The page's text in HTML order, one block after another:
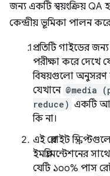
জন্য একটি স্বয়ংক্রিয় QA
কেন্দ্রীয় ভূমিকা পালন
প্রতিটি গাইডের জন্য
পরীক্ষা করে দেখে
বিষয়গুলো অনুসরণ
যেখানে @media
reduce) একটি
কি না।
এই প্লেরাইট
ইমপ্লিমেন্টেশনের
যেটি ১০০% পাস